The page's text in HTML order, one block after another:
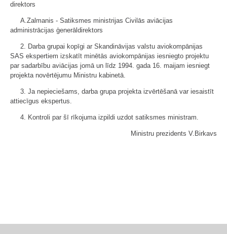
direktors
A.Zalmanis - Satiksmes ministrijas Civilās aviācijas
administrācijas ģenerāldirektors
2. Darba grupai kopīgi ar Skandināvijas valstu aviokompānijas
SAS ekspertiem izskatīt minētās aviokompānijas iesniegto projektu
par sadarbību aviācijas jomā un līdz 1994. gada 16. maijam iesniegt
projekta novērtējumu Ministru kabinetā.
3. Ja nepieciešams, darba grupa projekta izvērtēšanā var iesaistīt
attiecīgus ekspertus.
4. Kontroli par šī rīkojuma izpildi uzdot satiksmes ministram.
Ministru prezidents V.Birkavs